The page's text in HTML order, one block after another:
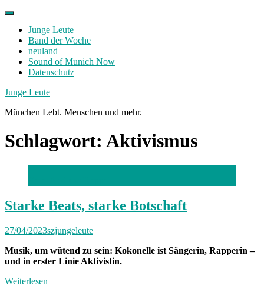
Skip
contentJunge Leute
Band der Woche
neuland
Sound of Munich Now
Datenschutz
Facebook
Twitter
Instagram
Junge Leute
München Lebt. Menschen und mehr.
Schlagwort: Aktivismus
Starke Beats, starke Botschaft
27/04/2023szjungeleute
Musik, um wütend zu sein: Kokonelle ist Sängerin, Rapperin –
und in erster Linie Aktivistin.
Weiterlesen